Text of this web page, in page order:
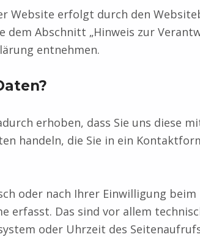
Website erfolgt durch den
dem Abschnitt „Hinweis zur
entnehmen.
erhoben, dass Sie uns diese
handeln, die Sie in ein
oder nach Ihrer Einwilligung beim
erfasst. Das sind vor allem
oder Uhrzeit des